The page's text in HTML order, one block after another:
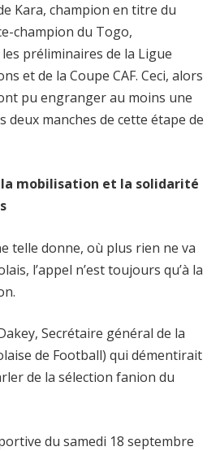
Kara, champion en titre du
champion du Togo,
préliminaires de la Ligue
et de la Coupe CAF. Ceci, alors
pu engranger au moins une
deux manches de cette étape de
la mobilisation et la solidarité
telle donne, où plus rien ne va
l’appel n’est toujours qu’à la
Secrétaire général de la
de Football) qui démentirait
de la sélection fanion du
du samedi 18 septembre